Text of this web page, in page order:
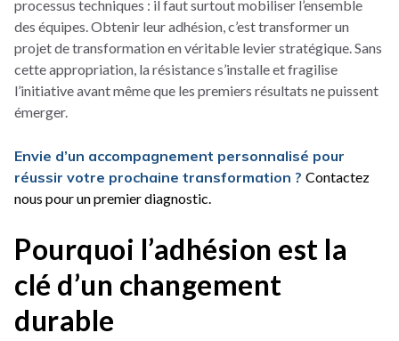
processus techniques : il faut surtout mobiliser l’ensemble
des équipes. Obtenir leur adhésion, c’est transformer un
projet de transformation en véritable levier stratégique. Sans
cette appropriation, la résistance s’installe et fragilise
l’initiative avant même que les premiers résultats ne puissent
émerger.
Envie d’un accompagnement personnalisé pour
réussir votre prochaine transformation ? Contactez
nous pour un premier diagnostic.
Pourquoi l’adhésion est la
clé d’un changement
durable